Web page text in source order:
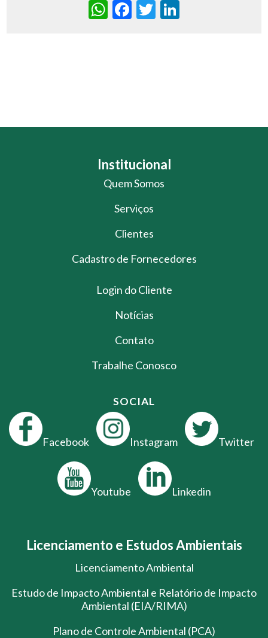
WhatsApp
Facebook
Twitter
Institucional
Quem Somos
Serviços
Clientes
Cadastro de Fornecedores
Login do Cliente
Notícias
Contato
Trabalhe Conosco
SOCIAL
Facebook Instagram Twitter
Youtube Linkedin
Licenciamento e Estudos Ambientais
Licenciamento Ambiental
Estudo de Impacto Ambiental e Relatório de Impacto
Ambiental (EIA/RIMA)
Plano de Controle Ambiental (PCA)